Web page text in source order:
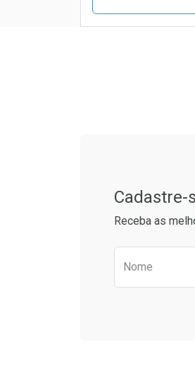
Cadastre-
Receba as
Nome